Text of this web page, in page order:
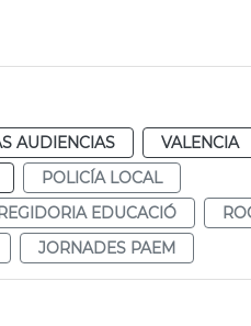
AUDIENCIAS
VALENCIA
POLICÍA LOCAL
EDUCACIÓ
JORNADES PAEM